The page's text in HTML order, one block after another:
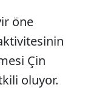
öne
Çin
oluyor.